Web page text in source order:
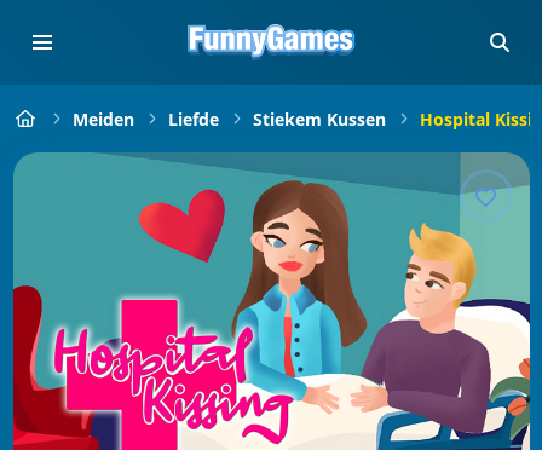
Meiden Liefde Stiekem Kussen Hospital